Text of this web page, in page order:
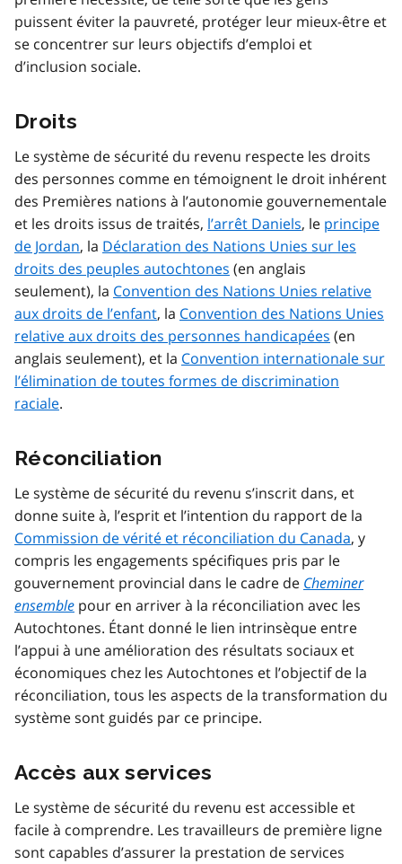
puissent éviter la pauvreté, protéger leur mieux-être et
se concentrer sur leurs objectifs d’emploi et
d’inclusion sociale.
Droits
Le système de sécurité du revenu respecte les droits
des personnes comme en témoignent le droit inhérent
des Premières nations à l’autonomie gouvernementale
et les droits issus de traités, l’arrêt Daniels, le principe
de Jordan, la Déclaration des Nations Unies sur les
droits des peuples autochtones (en anglais
seulement), la Convention des Nations Unies relative
aux droits de l’enfant, la Convention des Nations Unies
relative aux droits des personnes handicapées (en
anglais seulement), et la Convention internationale sur
l’élimination de toutes formes de discrimination
raciale.
Réconciliation
Le système de sécurité du revenu s’inscrit dans, et
donne suite à, l’esprit et l’intention du rapport de la
Commission de vérité et réconciliation du Canada, y
compris les engagements spécifiques pris par le
gouvernement provincial dans le cadre de Cheminer
ensemble pour en arriver à la réconciliation avec les
Autochtones. Étant donné le lien intrinsèque entre
l’appui à une amélioration des résultats sociaux et
économiques chez les Autochtones et l’objectif de la
réconciliation, tous les aspects de la transformation du
système sont guidés par ce principe.
Accès aux services
Le système de sécurité du revenu est accessible et
facile à comprendre. Les travailleurs de première ligne
sont capables d’assurer la prestation de services